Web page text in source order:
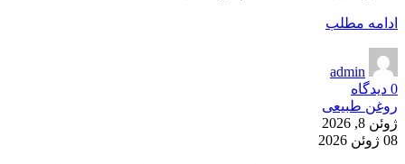
ادامه مطلب
admin
0 دیدگاه
روغن طبیعی
ژوئن 8, 2026
08 ژوئن 2026